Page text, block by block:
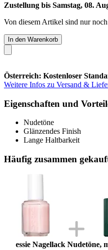
Zustellung bis Samstag, 08.
Von diesem Artikel sind nur
In den Warenkorb
Österreich: Kostenloser
Weitere Infos zu Versand &
Eigenschaften und
Nudetöne
Glänzendes Finish
Lange Haltbarkeit
Häufig zusammen
essie Nagellack Nudetöne,